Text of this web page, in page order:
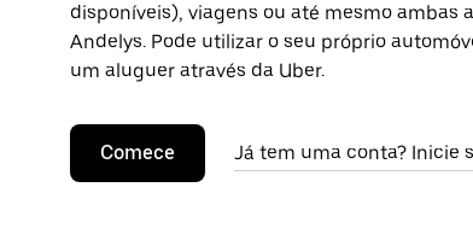
disponíveis), viagens ou até mesmo ambas
Andelys. Pode utilizar o seu próprio
um aluguer através da Uber.
Comece Já tem uma conta? Inicie